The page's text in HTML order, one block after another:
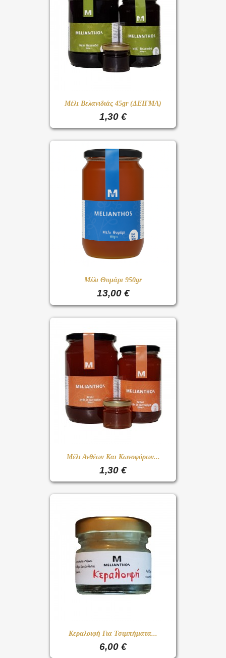
Μέλι Βελανιδιάς 45gr (ΔΕΙΓΜΑ)
1,30 €
Μέλι Θυμάρι 950gr
13,00 €
Μέλι Ανθέων Και Κωνοφόρων...
1,30 €
Κεραλοιφή Για Τσιμπήματα...
6,00 €